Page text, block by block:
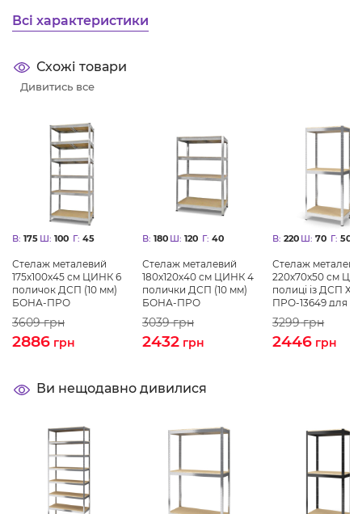
Всі характеристики
Схожі товари
Дивитись все
В: 175 Ш: 100 Г: 45
Стелаж металевий
175х100х45 см ЦИНК 6
поличок ДСП (10 мм)
БОНА-ПРО
3609грн
2886 грн
В: 180 Ш: 120 Г: 40
Стелаж металевий
180х120х40 см ЦИНК 4
полички ДСП (10 мм)
БОНА-ПРО
3039грн
2432 грн
В: 220 Ш: 70 Г: 50
Стелаж
220х70х50 см
полиці із ДСП
ПРО-13649 для
магазину, складу
3299грн
2446 грн
Ви нещодавно дивилися